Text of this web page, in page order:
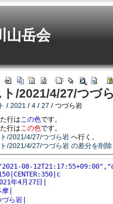
山岳会
ト/2021/4/27/つづ
/ 2021 / 4 / 27 / つづら岩
行はこの色です。
行はこの色です。
/2021/4/27/つづら岩 へ行く。
/2021/4/27/つづら岩 の差分を削除
08-
年4月27日|
|
ら岩|